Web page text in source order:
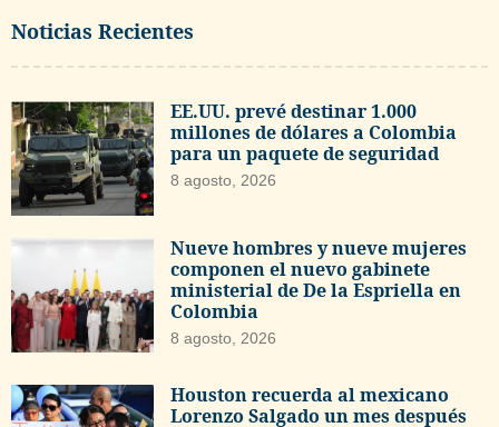
Noticias Recientes
EE.UU. prevé destinar 1.000
millones de dólares a Colombia
para un paquete de seguridad
8 agosto, 2026
Nueve hombres y nueve mujeres
componen el nuevo gabinete
ministerial de De la Espriella en
Colombia
8 agosto, 2026
Houston recuerda al mexicano
Lorenzo Salgado un mes después